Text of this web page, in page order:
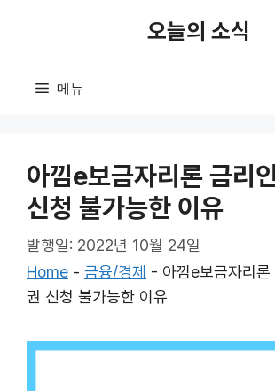
오늘의 소식
메뉴
아낌e보금자리론 금리
신청 불가능한 이유
발행일: 2022년 10월 24일
Home - 금융/경제 - 아낌e보금자리
권 신청 불가능한 이유